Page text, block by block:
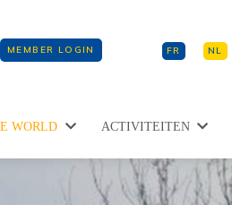
MEMBER LOGIN FR NL
WORLD ACTIVITEITEN